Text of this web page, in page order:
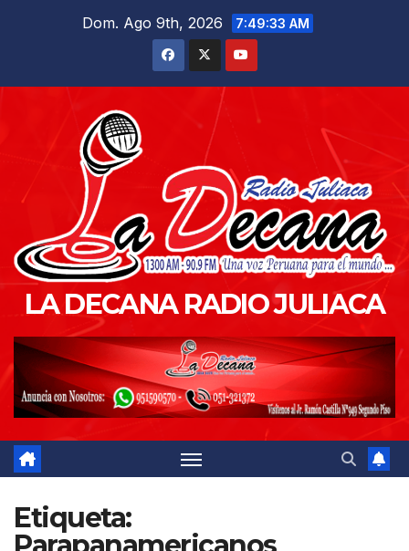
Dom. Ago 9th, 2026 7:49:34 AM
LA DECANA RADIO JULIACA
Etiqueta: